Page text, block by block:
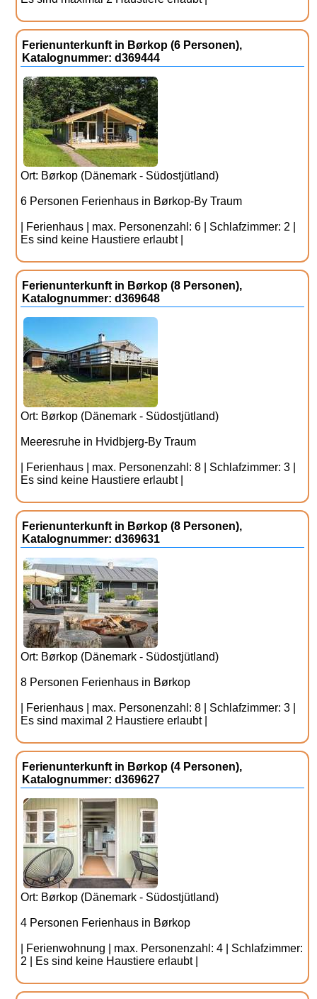
Ferienunterkunft in Børkop (6 Personen),
Katalognummer: d369444
Ort: Børkop (Dänemark - Südostjütland)
6 Personen Ferienhaus in Børkop-By Traum
| Ferienhaus | max. Personenzahl: 6 | Schlafzimmer: 2 |
Es sind keine Haustiere erlaubt |
Ferienunterkunft in Børkop (8 Personen),
Katalognummer: d369648
Ort: Børkop (Dänemark - Südostjütland)
Meeresruhe in Hvidbjerg-By Traum
| Ferienhaus | max. Personenzahl: 8 | Schlafzimmer: 3 |
Es sind keine Haustiere erlaubt |
Ferienunterkunft in Børkop (8 Personen),
Katalognummer: d369631
Ort: Børkop (Dänemark - Südostjütland)
8 Personen Ferienhaus in Børkop
| Ferienhaus | max. Personenzahl: 8 | Schlafzimmer: 3 |
Es sind maximal 2 Haustiere erlaubt |
Ferienunterkunft in Børkop (4 Personen),
Katalognummer: d369627
Ort: Børkop (Dänemark - Südostjütland)
4 Personen Ferienhaus in Børkop
| Ferienwohnung | max. Personenzahl: 4 | Schlafzimmer:
2 | Es sind keine Haustiere erlaubt |